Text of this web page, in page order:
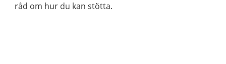
råd om hur du kan stötta.